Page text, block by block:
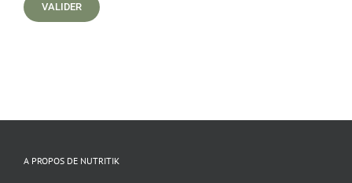
VALIDER
A PROPOS DE NUTRITIK